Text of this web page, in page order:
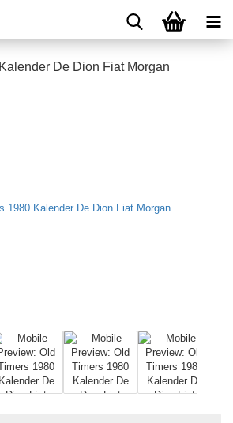
De Dion Fiat Morgan